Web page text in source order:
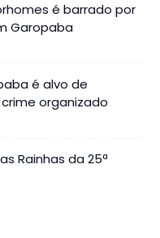
é barrado por
Garopaba
é alvo de
organizado
Rainhas da 25ª